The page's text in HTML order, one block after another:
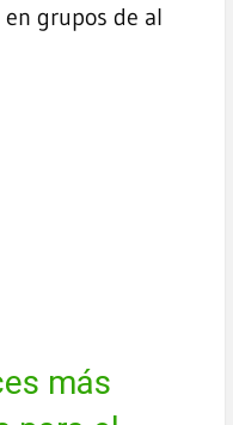
grupos de al
más